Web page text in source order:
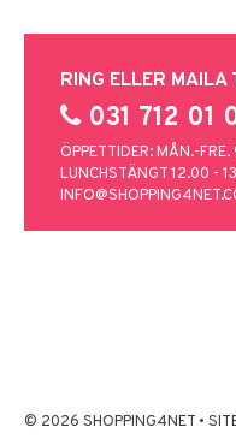
RING ELLER MAILA
031 712 01
ÖPPETTIDER: MÅN.-
LUNCHSTÄNGT 12.00 -
© 2026 SHOPPING4NET •